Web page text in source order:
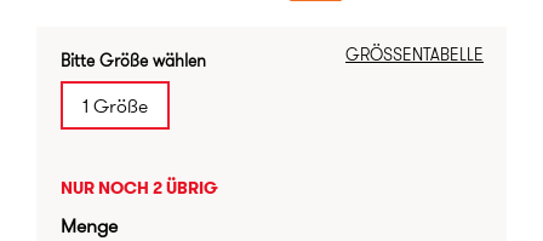
GRÖSSENTABELLE
Bitte Größe wählen
1 Größe
NUR NOCH 2 ÜBRIG
Menge